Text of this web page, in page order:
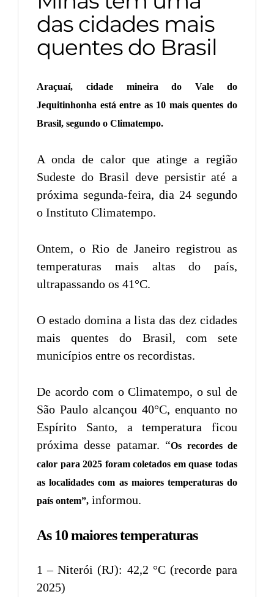
das cidades mais
quentes do Brasil
Araçuaí, cidade mineira do Vale do
Jequitinhonha está entre as 10 mais quentes do
Brasil, segundo o Climatempo.
A onda de calor que atinge a região
Sudeste do Brasil deve persistir até a
próxima segunda-feira, dia 24 segundo
o Instituto Climatempo.
Ontem, o Rio de Janeiro registrou as
temperaturas mais altas do país,
ultrapassando os 41°C.
O estado domina a lista das dez cidades
mais quentes do Brasil, com sete
municípios entre os recordistas.
De acordo com o Climatempo, o sul de
São Paulo alcançou 40°C, enquanto no
Espírito Santo, a temperatura ficou
próxima desse patamar. “Os recordes de
calor para 2025 foram coletados em quase todas
as localidades com as maiores temperaturas do
país ontem”, informou.
As 10 maiores temperaturas
1 – Niterói (RJ): 42,2 °C (recorde para
2025)